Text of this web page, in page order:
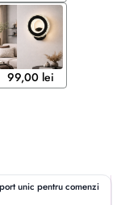
99,00 lei
unic pentru comenzi